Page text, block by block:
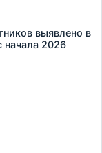
выявлено в
начала 2026